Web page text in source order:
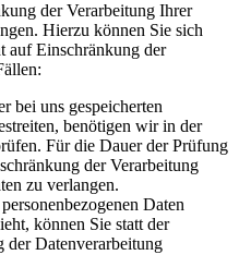
der Verarbeitung Ihrer
Hierzu können Sie sich
auf Einschränkung der
bei uns gespeicherten
benötigen wir in der
Für die Dauer der Prüfung
der Verarbeitung
zu verlangen.
Daten
können Sie statt der
der Datenverarbeitung